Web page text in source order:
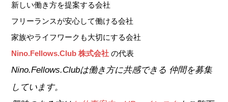
新しい働き方を提案する会社
フリーランスが安心して働ける会社
家族やライフワークも大切にする会社
Nino.Fellows.Club 株式会社 の代表
Nino.Fellows.Clubは働き方に共感できる 仲間を募集
しています。